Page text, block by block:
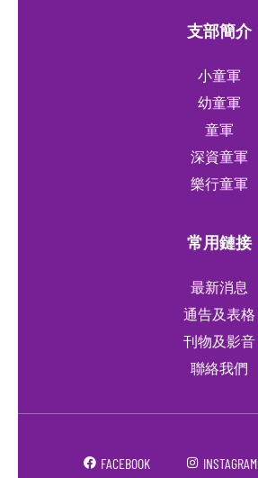
支部簡介
小童軍
幼童軍
童軍
深資童軍
樂行童軍
常用鏈接
最新消息
通告及表格
刊物及影音
聯絡我們
FACEBOOK INSTAGRAM